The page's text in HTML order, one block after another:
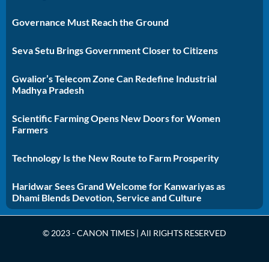
Governance Must Reach the Ground
Seva Setu Brings Government Closer to Citizens
Gwalior’s Telecom Zone Can Redefine Industrial
Madhya Pradesh
Scientific Farming Opens New Doors for Women
Farmers
Technology Is the New Route to Farm Prosperity
Haridwar Sees Grand Welcome for Kanwariyas as
Dhami Blends Devotion, Service and Culture
© 2023 - CANON TIMES | All RIGHTS RESERVED